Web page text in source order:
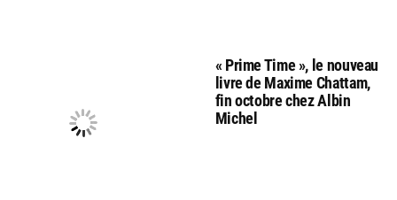
« Prime Time », le nouveau
livre de Maxime Chattam,
fin octobre chez Albin
Michel